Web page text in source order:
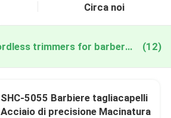
Circa noi
20 minutes cordless trimmers for barbers produzione online (12)
SHC-5055 Barbiere tagliacapelli
Acciaio di precisione Macinatura